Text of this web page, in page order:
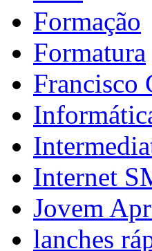
Formação
Formatura
Francisco
Internet
Jovem
lanches